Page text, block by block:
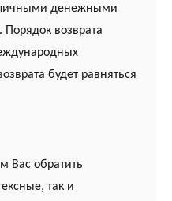
денежными
Порядок возврата
будет равняться
Вас обратить
так и